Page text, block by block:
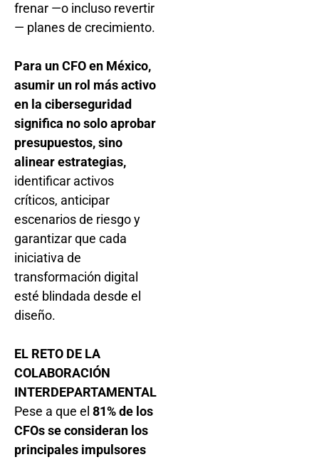
frenar —o incluso revertir
— planes de crecimiento.
Para un CFO en México,
asumir un rol más activo
en la ciberseguridad
significa no solo aprobar
presupuestos, sino
alinear estrategias,
identificar activos
críticos, anticipar
escenarios de riesgo y
garantizar que cada
iniciativa de
transformación digital
esté blindada desde el
diseño.
EL RETO DE LA
COLABORACIÓN
INTERDEPARTAMENTAL
Pese a que el 81% de los
CFOs se consideran los
principales impulsores